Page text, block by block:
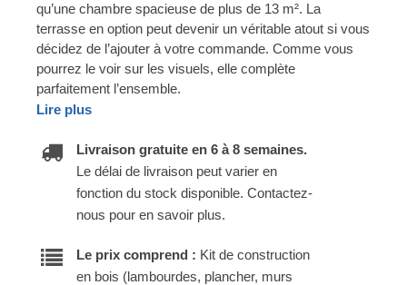
qu’une chambre spacieuse de plus de 13 m². La
terrasse en option peut devenir un véritable atout si vous
décidez de l’ajouter à votre commande. Comme vous
pourrez le voir sur les visuels, elle complète
parfaitement l’ensemble.
Lire plus
Livraison gratuite en 6 à 8 semaines.
Le délai de livraison peut varier en
fonction du stock disponible. Contactez-
nous pour en savoir plus.
Le prix comprend : Kit de construction
en bois (lambourdes, plancher, murs